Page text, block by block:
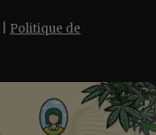
Politique de